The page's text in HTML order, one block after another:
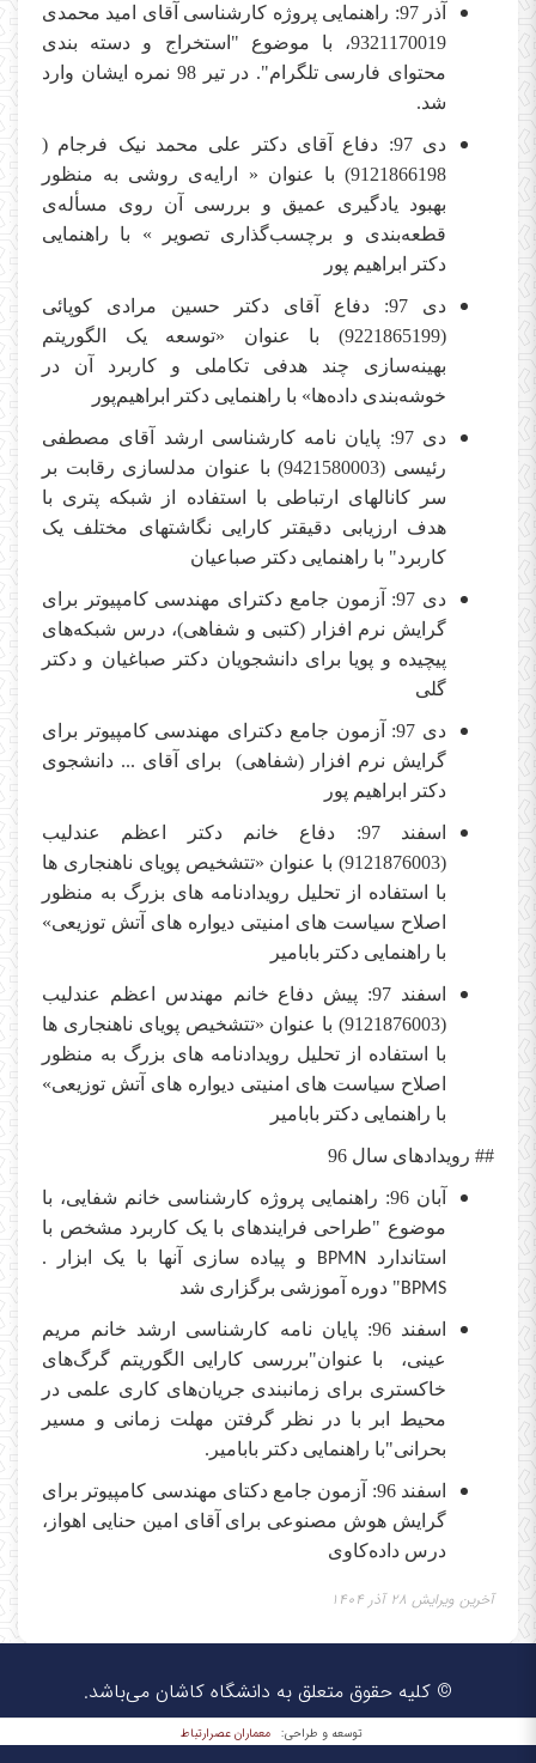
آذر 97: راهنمایی پروژه کارشناسی آقای امید محمدی
9321170019، با موضوع "استخراج و دسته بندی
محتوای فارسی تلگرام". در تیر 98 نمره ایشان وارد
شد.
دی 97: دفاع آقای دکتر علی محمد نیک فرجام (
9121866198) با عنوان « ارایه‌ی روشی به منظور
بهبود یادگیری عمیق و بررسی آن روی مسأله‌ی
قطعه‌بندی و برچسب‌گذاری تصویر » با راهنمایی
دکتر ابراهیم پور
دی 97: دفاع آقای دکتر حسین مرادی کوپائی
(9221865199) با عنوان «توسعه یک الگوریتم
بهینه‌سازی چند هدفی تکاملی و کاربرد آن در
خوشه‌بندی داده‌ها» با راهنمایی دکتر ابراهیم‌پور
دی 97: پایان نامه کارشناسی ارشد آقای مصطفی
رئیسی (9421580003) با عنوان مدلسازی رقابت بر
سر کانالهای ارتباطی با استفاده از شبکه پتری با
هدف ارزیابی دقیقتر کارایی نگاشتهای مختلف یک
کاربرد" با راهنمایی دکتر صباعیان
دی 97: آزمون جامع دکترای مهندسی کامپیوتر برای
گرایش نرم افزار (کتبی و شفاهی)، درس شبکه‌های
پیچیده و پویا برای دانشجویان دکتر صباغیان و دکتر
گلی
دی 97: آزمون جامع دکترای مهندسی کامپیوتر برای
گرایش نرم افزار (شفاهی) برای آقای ... دانشجوی
دکتر ابراهیم پور
اسفند 97: دفاع خانم دکتر اعظم عندلیب
(9121876003) با عنوان «تتشخیص پویای ناهنجاری ها
با استفاده از تحلیل رویدادنامه های بزرگ به منظور
اصلاح سیاست های امنیتی دیواره های آتش توزیعی»
با راهنمایی دکتر بابامیر
اسفند 97: پیش دفاع خانم مهندس اعظم عندلیب
(9121876003) با عنوان «تتشخیص پویای ناهنجاری ها
با استفاده از تحلیل رویدادنامه های بزرگ به منظور
اصلاح سیاست های امنیتی دیواره های آتش توزیعی»
با راهنمایی دکتر بابامیر
## رویدادهای سال 96
آبان 96: راهنمایی پروژه کارشناسی خانم شفایی، با
موضوع "طراحی فرایندهای با یک کاربرد مشخص با
استانداردBPMN و پیاده سازی آنها با یک ابزار .
BPMS" دوره آموزشی برگزاری شد
اسفند 96: پایان نامه کارشناسی ارشد خانم مریم
عینی، با عنوان"بررسی کارایی الگوریتم گرگ‌های
خاکستری برای زمانبندی جریان‌های کاری علمی در
محیط ابر با در نظر گرفتن مهلت زمانی و مسیر
بحرانی"با راهنمایی دکتر بابامیر.
اسفند 96: آزمون جامع دکتای مهندسی کامپیوتر برای
گرایش هوش مصنوعی برای آقای امین حنایی اهواز،
درس داده‌کاوی
آخرین ویرایش ۲۸ آذر ۱۴۰۴
© کلیه حقوق متعلق به دانشگاه کاشان می‌باشد.
توسعه و طراحی: معماران عصر‌ارتباط